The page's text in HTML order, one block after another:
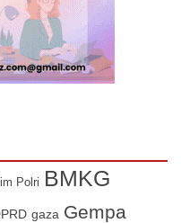
Polri BMKG
gaza Gempa